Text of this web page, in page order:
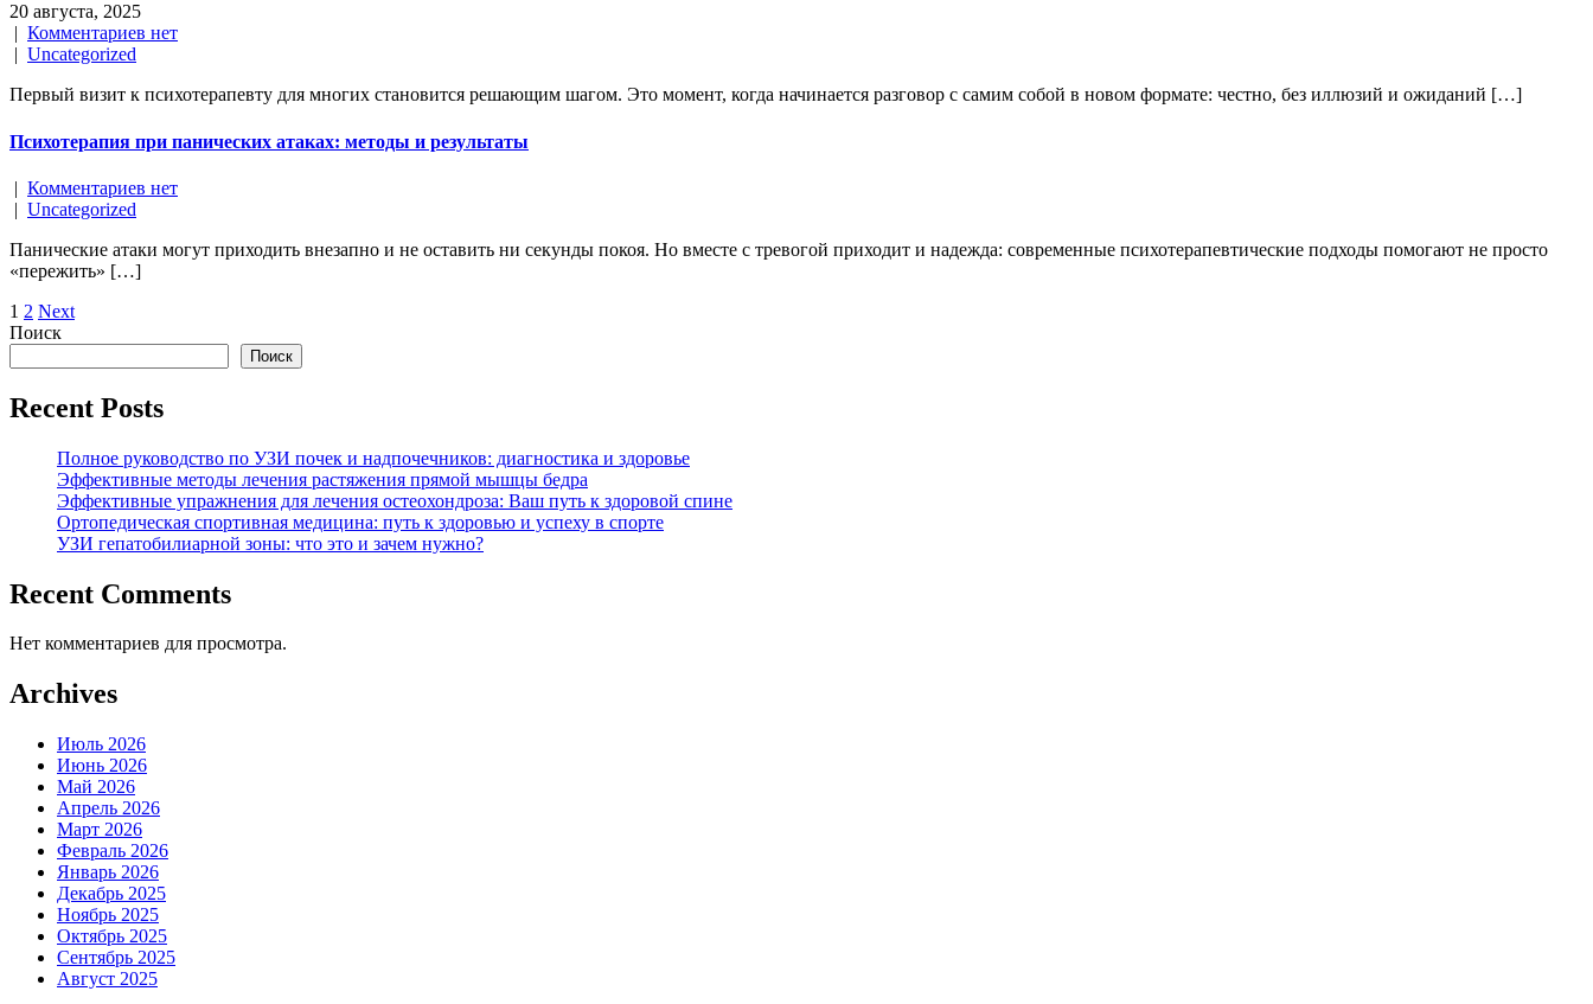
20 августа, 2025
| Комментариев нет
| Uncategorized
Первый визит к психотерапевту для многих становится решающим шагом. Это момент, когда начинается разговор с самим собой в новом формате: честно, без иллюзий и ожиданий […]
Психотерапия при панических атаках: методы и результаты
| Комментариев нет
| Uncategorized
Панические атаки могут приходить внезапно и не оставить ни секунды покоя. Но вместе с тревогой приходит и надежда: современные психотерапевтические подходы помогают не просто
«пережить» […]
Posts
navigation
1 2 Next
Поиск
Поиск
Recent Posts
Полное руководство по УЗИ почек и надпочечников: диагностика и здоровье
Эффективные методы лечения растяжения прямой мышцы бедра
Эффективные упражнения для лечения остеохондроза: Ваш путь к здоровой спине
Ортопедическая спортивная медицина: путь к здоровью и успеху в спорте
УЗИ гепатобилиарной зоны: что это и зачем нужно?
Recent Comments
Нет комментариев для просмотра.
Archives
Июль 2026
Июнь 2026
Май 2026
Апрель 2026
Март 2026
Февраль 2026
Январь 2026
Декабрь 2025
Ноябрь 2025
Октябрь 2025
Сентябрь 2025
Август 2025